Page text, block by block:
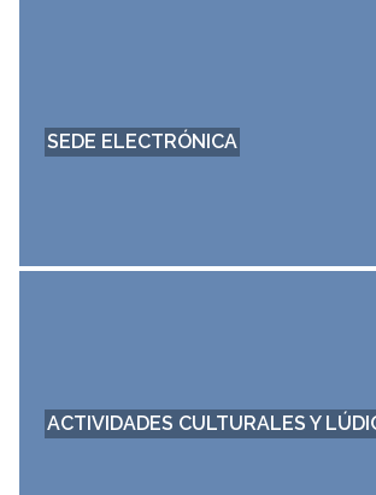
ESPACIOS MUNICIPALES
HISTORIA DE YÉSERO